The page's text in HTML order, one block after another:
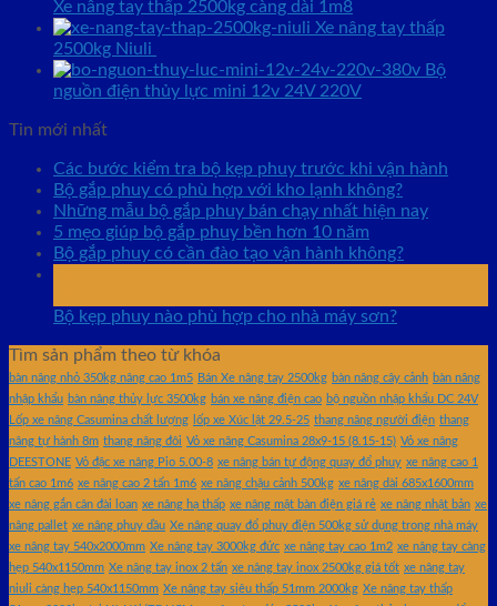
Xe nâng tay thấp 2500kg càng dài 1m8
Xe nâng tay thấp
2500kg Niuli
Bộ
nguồn điện thủy lực mini 12v 24V 220V
Tin mới nhất
Các bước kiểm tra bộ kẹp phuy trước khi vận hành
Bộ gắp phuy có phù hợp với kho lạnh không?
Những mẫu bộ gắp phuy bán chạy nhất hiện nay
5 mẹo giúp bộ gắp phuy bền hơn 10 năm
Bộ gắp phuy có cần đào tạo vận hành không?
Bộ kẹp phuy nào phù hợp cho nhà máy sơn?
Tìm sản phẩm theo từ khóa
bàn nâng nhỏ 350kg nâng cao 1m5 Bán Xe nâng tay 2500kg bàn nâng cây cảnh bàn nâng
nhập khẩu bàn nâng thủy lực 3500kg bán xe nâng điện cao bộ nguồn nhập khẩu DC 24V
Lốp xe nâng Casumina chất lượng
lốp xe Xúc lật 29.5-25 thang nâng người điện thang
nâng tự hành 8m thang nâng đôi Vỏ xe nâng Casumina 28x9-15 (8.15-15) Vỏ xe nâng
DEESTONE Vỏ đặc xe nâng Pio 5.00-8 xe nâng bán tự động quay đổ phuy xe nâng cao 1
tấn cao 1m6 xe nâng cao 2 tấn 1m6 xe nâng chậu cảnh 500kg xe nâng dài 685x1600mm
xe nâng gắn cân đài loan xe nâng hạ thấp xe nâng mặt bàn điện giá rẻ xe nâng nhật bản xe
nâng pallet xe nâng phuy dầu Xe nâng quay đổ phuy điện 500kg sử dụng trong nhà máy
xe nâng tay 540x2000mm Xe nâng tay 3000kg đức xe nâng tay cao 1m2 xe nâng tay càng
hẹp 540x1150mm Xe nâng tay inox 2 tấn xe nâng tay inox 2500kg giá tốt xe nâng tay
niuli càng hẹp 540x1150mm Xe nâng tay siêu thấp 51mm 2000kg Xe nâng tay thấp